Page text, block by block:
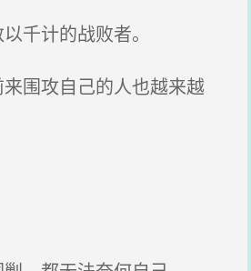
千计的战败者。
围攻自己的人也越来越